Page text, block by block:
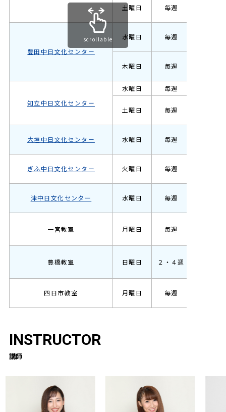
土曜日 毎週
豊田中日文化センター
水曜日 毎週
木曜日 毎週
知立中日文化センター
水曜日 毎週
土曜日 毎週
大垣中日文化センター 水曜日 毎週
ぎふ中日文化センター 火曜日 毎週
津中日文化センター 水曜日 毎週
一宮教室 月曜日 毎週
豊橋教室 日曜日 ２・４週
四日市教室 月曜日 毎週
scrollable
INSTRUCTOR
講師